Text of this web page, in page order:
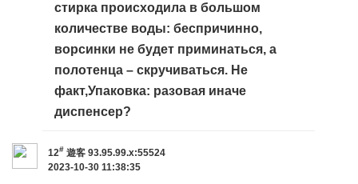
стирка происходила в большом
количестве воды: беспричинно,
ворсинки не будет приминаться, а
полотенца – скручиваться. Не
факт,Упаковка: разовая иначе
диспенсер?
12# 遊客 93.95.99.x:55524
2023-10-30 11:38:35